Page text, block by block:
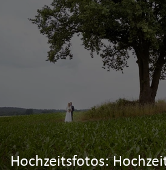
Hochzeitsfotos: